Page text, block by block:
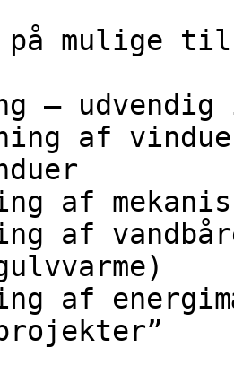
på mulige
–
af
af
af
af